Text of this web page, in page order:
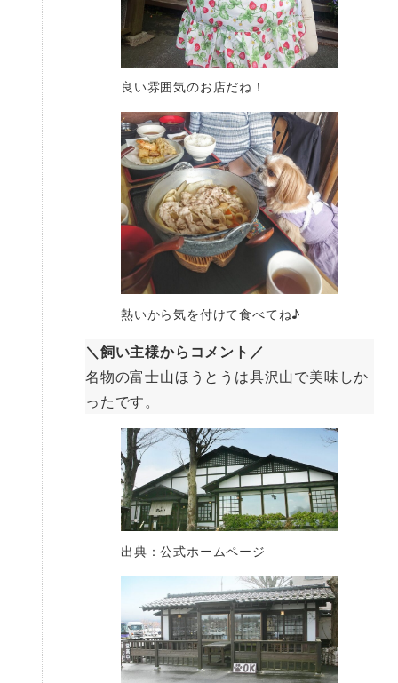
良い雰囲気のお店だね！
熱いから気を付けて食べてね♪
＼飼い主様からコメント／
名物の富士山ほうとうは具沢山で美味しか
ったです。
出典：公式ホームページ